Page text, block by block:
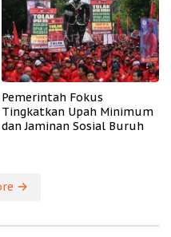
Pemerintah Fokus
Tingkatkan Upah Minimum
dan Jaminan Sosial Buruh